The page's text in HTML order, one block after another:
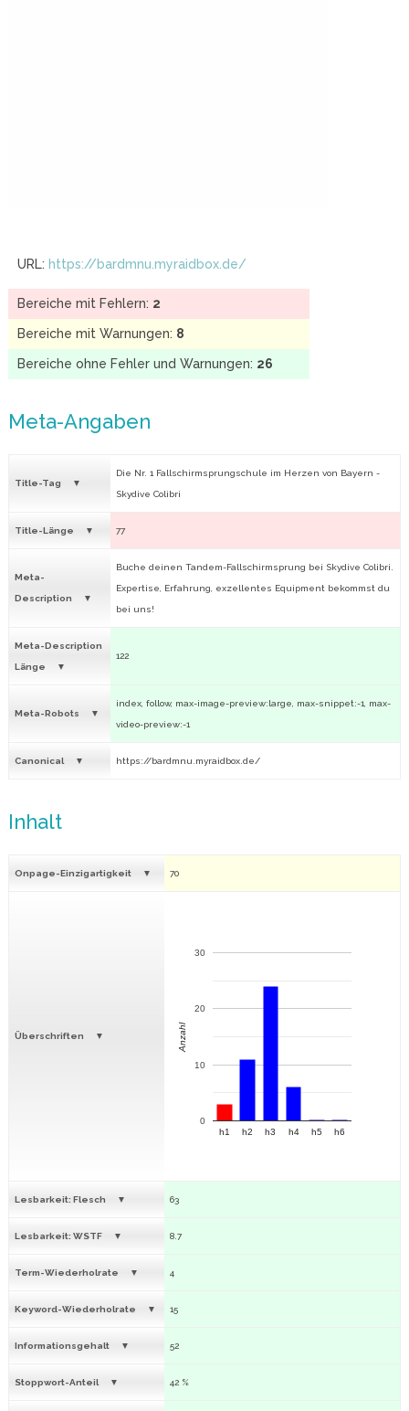
URL: https://bardmnu.myraidbox.de/
Bereiche mit Fehlern: 2
Bereiche mit Warnungen: 8
Bereiche ohne Fehler und Warnungen: 26
Meta-Angaben
Title-Tag
Die Nr. 1 Fallschirmsprungschule im Herzen von Bayern -
Skydive Colibri
Title-Länge 77
Meta-
Description
Buche deinen Tandem-Fallschirmsprung bei Skydive Colibri.
Expertise, Erfahrung, exzellentes Equipment bekommst du
bei uns!
Meta-Description
Länge
122
Meta-Robots
index, follow, max-image-preview:large, max-snippet:-1, max-
video-preview:-1
Canonical https://bardmnu.myraidbox.de/
Inhalt
Onpage-Einzigartigkeit 70
Überschriften
h1 h2 h3 h4 h5 h6
0
10
20
30
Anzahl
Lesbarkeit: Flesch 63
Lesbarkeit: WSTF 8.7
Term-Wiederholrate 4
Keyword-Wiederholrate 15
Informationsgehalt 52
Stoppwort-Anteil 42 %